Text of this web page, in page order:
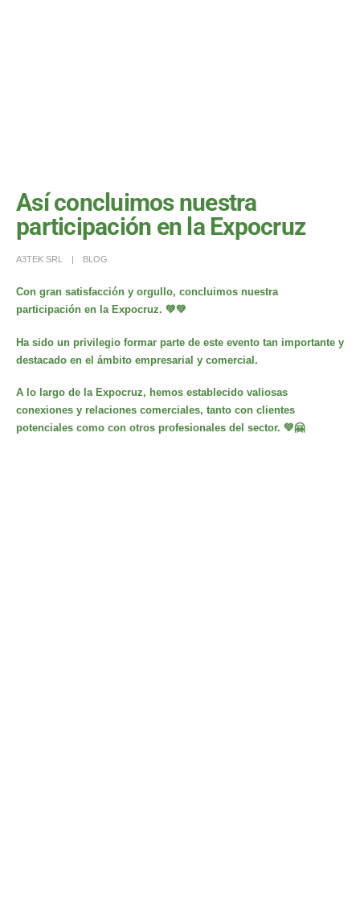
Así concluimos nuestra
participación en la Expocruz
A3TEK SRL BLOG
Con gran satisfacción y orgullo, concluimos nuestra
participación en la Expocruz. 💚💚
Ha sido un privilegio formar parte de este evento tan importante y
destacado en el ámbito empresarial y comercial.
A lo largo de la Expocruz, hemos establecido valiosas
conexiones y relaciones comerciales, tanto con clientes
potenciales como con otros profesionales del sector. 💚🤗